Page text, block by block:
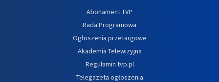
Abonament TVP
Rada Programowa
Ogłoszenia przetargowe
Akademia Telewizyjna
Regulamin tvp.pl
Telegazeta ogłoszenia